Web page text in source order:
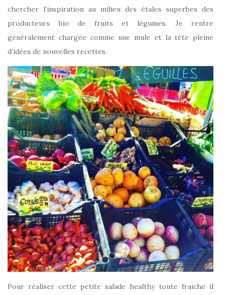
chercher l’inspiration au milieu des étales superbes des
producteurs bio de fruits et légumes. Je rentre
généralement chargée comme une mule et la tête pleine
d’idées de nouvelles recettes.
Pour réaliser cette petite salade healthy toute fraiche il